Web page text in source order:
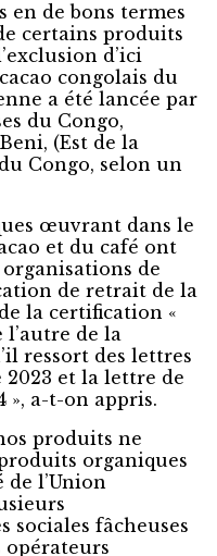
en de bons termes
certains produits
d’ici
congolais du
a été lancée par
du Congo,
(Est de la
Congo, selon un
œuvrant dans le
et du café ont
de
de retrait de la
la certification «
l’autre de la
ressort des lettres
2023 et la lettre de
», a-t-on appris.
produits ne
organiques
l’Union
sociales fâcheuses
opérateurs